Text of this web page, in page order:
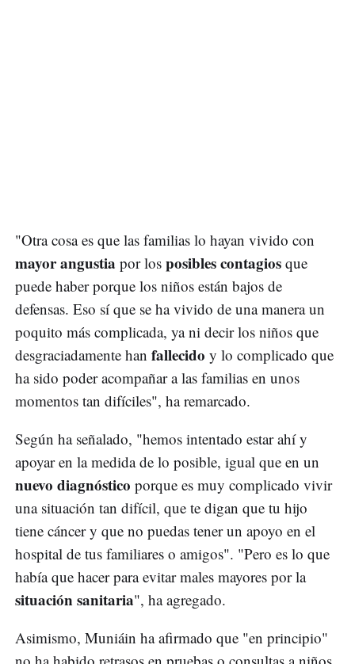
"Otra cosa es que las familias lo hayan vivido con
mayor angustia por los posibles contagios que
puede haber porque los niños están bajos de
defensas. Eso sí que se ha vivido de una manera un
poquito más complicada, ya ni decir los niños que
desgraciadamente han fallecido y lo complicado que
ha sido poder acompañar a las familias en unos
momentos tan difíciles", ha remarcado.
Según ha señalado, "hemos intentado estar ahí y
apoyar en la medida de lo posible, igual que en un
nuevo diagnóstico porque es muy complicado vivir
una situación tan difícil, que te digan que tu hijo
tiene cáncer y que no puedas tener un apoyo en el
hospital de tus familiares o amigos". "Pero es lo que
había que hacer para evitar males mayores por la
situación sanitaria", ha agregado.
Asimismo, Muniáin ha afirmado que "en principio"